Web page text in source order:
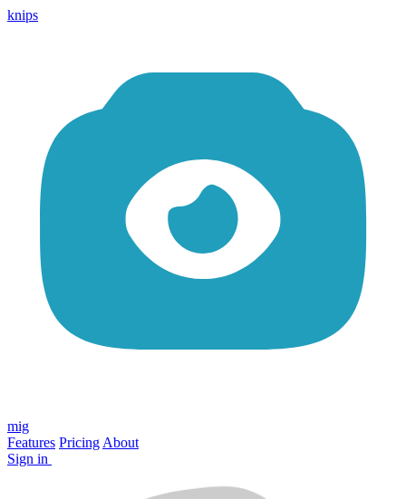
knips
mig
Features Pricing About
Sign in